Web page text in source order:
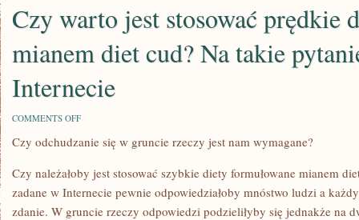
Czy warto jest stosować prędkie
mianem diet cud? Na takie
Internecie
COMMENTS OFFON
WARTO
PRĘDKIE
DIETY
OKREŚLANE
MIANEM
Czy odchudzanie się w gruncie rzeczy jest nam wymagane?
Czy należałoby jest stosować szybkie diety formułowane mianem
zadane w Internecie pewnie odpowiedziałoby mnóstwo ludzi a
zdanie. W gruncie rzeczy odpowiedzi podzieliłyby się jednakże na